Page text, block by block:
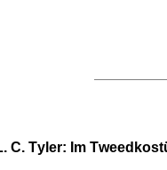
C. Tyler: Im